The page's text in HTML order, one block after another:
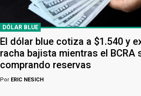
DÓLAR BLUE
El dólar blue cotiza a $1.540 y
racha bajista mientras el BCRA
comprando reservas
Por ERIC NESICH